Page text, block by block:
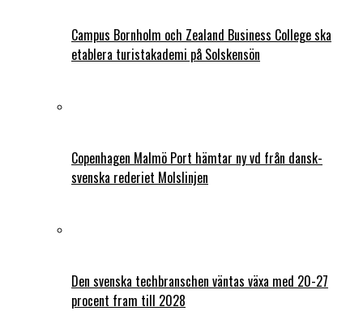
Campus Bornholm och Zealand Business College ska
etablera turistakademi på Solskensön
Copenhagen Malmö Port hämtar ny vd från dansk-
svenska rederiet Molslinjen
Den svenska techbranschen väntas växa med 20-27
procent fram till 2028